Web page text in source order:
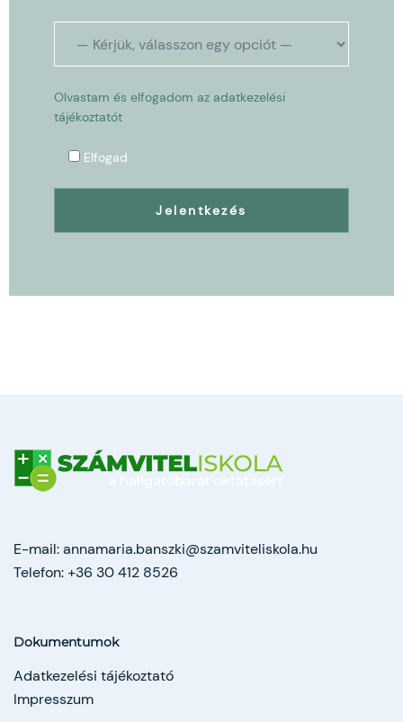
Olvastam és elfogadom az adatkezelési
tájékoztatót
Elfogad
E-mail:annamaria.banszki@szamviteliskola.hu
Telefon: +36 30 412 8526
Dokumentumok
Adatkezelési tájékoztató
Impresszum